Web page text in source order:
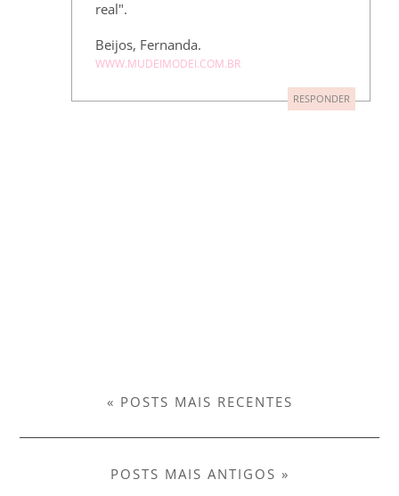
real".
Beijos, Fernanda.
WWW.MUDEIMODEI.COM.BR
RESPONDER
« POSTS MAIS RECENTES
POSTS MAIS ANTIGOS »